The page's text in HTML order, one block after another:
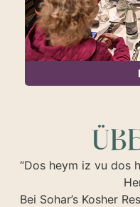
“Dos heym iz vu dos
Bei Sohar’s Kosher